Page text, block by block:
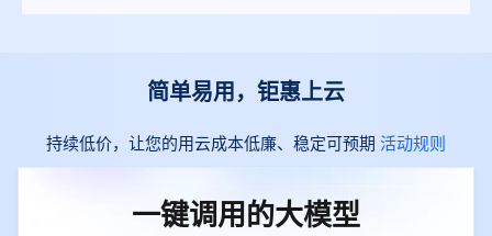
简单易用，钜惠上云
持续低价，让您的用云成本低廉、稳定可预期 活动规则
一键调用的大模型